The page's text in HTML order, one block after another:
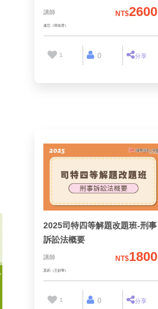
講師 NT$2600
連芯（簡佑君）
1 0 分享
2025司特四等解題改題班-刑事
訴訟法概要
講師 NT$1800
1 0 分享